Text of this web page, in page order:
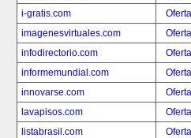
i-gratis.com
imagenesvirtuales.com
infodirectorio.com
informemundial.com
innovarse.com
lavapisos.com
listabrasil.com